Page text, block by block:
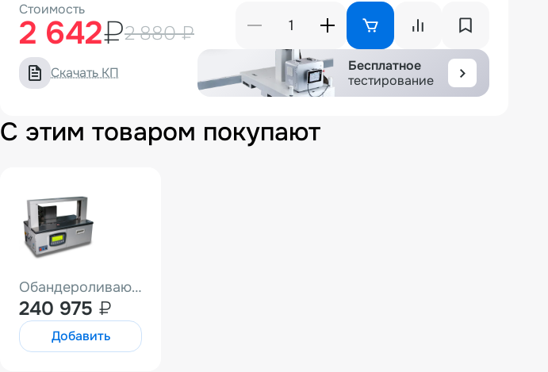
Стоимость
2 642₽2 880 ₽
Скачать КП
Бесплатное
тестирование
С этим товаром покупают
Обандероливающая машина WK02-30
240 975 ₽
Добавить